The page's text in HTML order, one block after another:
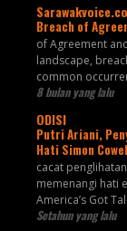
Breach of
of Agreement
landscape,
common
8 bulan yang lalu
ODISI
Putri Ariani,
Hati Simon
cacat
memenangi hati
America’s Got
Setahun yang lalu